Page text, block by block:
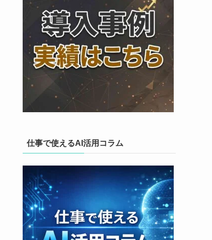
仕事で使えるAI活用コラム